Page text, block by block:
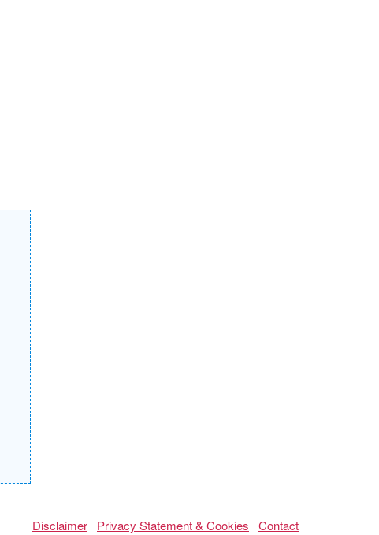
Disclaimer Privacy Statement & Cookies Contact